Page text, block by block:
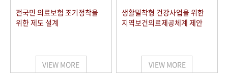
50+1 주년 기념
세계와 함께 한 KIHASA
전국민 의료보험 조기정착을
위한 제도 설계
VIEW MORE
생활밀착형 건강사업을 위한
지역보건의료제공체계 제안
VIEW MORE